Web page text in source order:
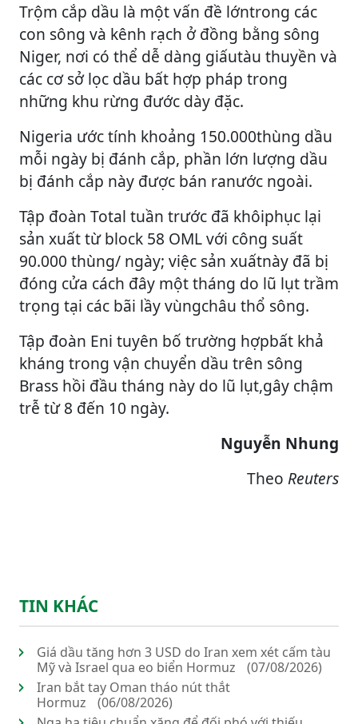
Trộm cắp dầu là một vấn đề lớntrong các
con sông và kênh rạch ở đồng bằng sông
Niger, nơi có thể dễ dàng giấutàu thuyền và
các cơ sở lọc dầu bất hợp pháp trong
những khu rừng đước dày đặc.
Nigeria ước tính khoảng 150.000thùng dầu
mỗi ngày bị đánh cắp, phần lớn lượng dầu
bị đánh cắp này được bán ranước ngoài.
Tập đoàn Total tuần trước đã khôiphục lại
sản xuất từ block 58 OML với công suất
90.000 thùng/ ngày; việc sản xuấtnày đã bị
đóng cửa cách đây một tháng do lũ lụt trầm
trọng tại các bãi lầy vùngchâu thổ sông.
Tập đoàn Eni tuyên bố trường hợpbất khả
kháng trong vận chuyển dầu trên sông
Brass hồi đầu tháng này do lũ lụt,gây chậm
trễ từ 8 đến 10 ngày.
Nguyễn Nhung
Theo Reuters
TIN KHÁC
Giá dầu tăng hơn 3 USD do Iran xem xét cấm tàu
Mỹ và Israel qua eo biển Hormuz
(07/08/2026)
Iran bắt tay Oman tháo nút thắt
Hormuz
(06/08/2026)